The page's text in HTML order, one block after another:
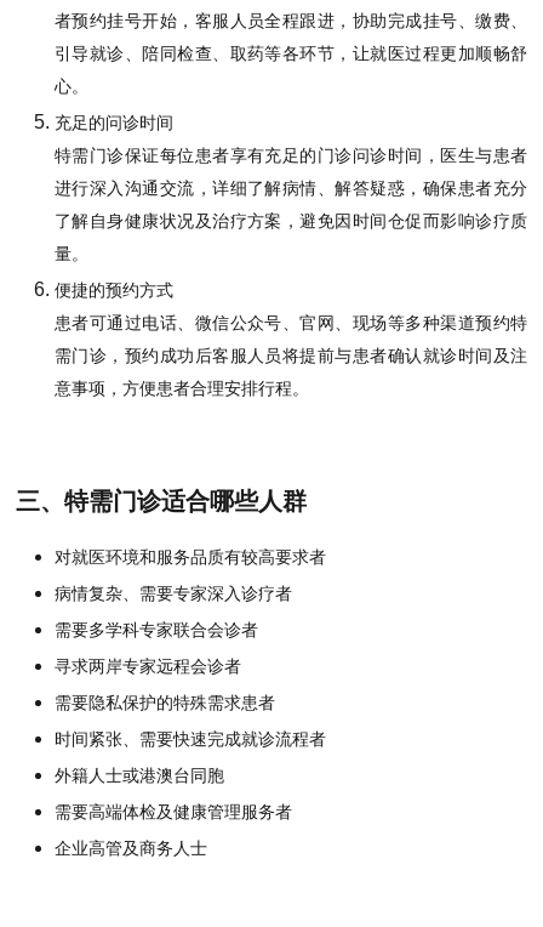
者预约挂号开始，客服人员全程跟进，协助完成挂号、缴费、
引导就诊、陪同检查、取药等各环节，让就医过程更加顺畅舒
心。
充足的问诊时间
特需门诊保证每位患者享有充足的门诊问诊时间，医生与患者
进行深入沟通交流，详细了解病情、解答疑惑，确保患者充分
了解自身健康状况及治疗方案，避免因时间仓促而影响诊疗质
量。
便捷的预约方式
患者可通过电话、微信公众号、官网、现场等多种渠道预约特
需门诊，预约成功后客服人员将提前与患者确认就诊时间及注
意事项，方便患者合理安排行程。
三、特需门诊适合哪些人群
对就医环境和服务品质有较高要求者
病情复杂、需要专家深入诊疗者
需要多学科专家联合会诊者
寻求两岸专家远程会诊者
需要隐私保护的特殊需求患者
时间紧张、需要快速完成就诊流程者
外籍人士或港澳台同胞
需要高端体检及健康管理服务者
企业高管及商务人士